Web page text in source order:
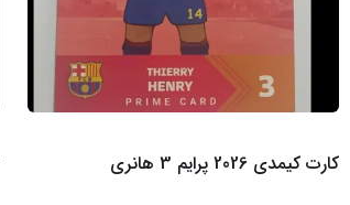
کارت کیمدی 2026 پرایم 3 هانری